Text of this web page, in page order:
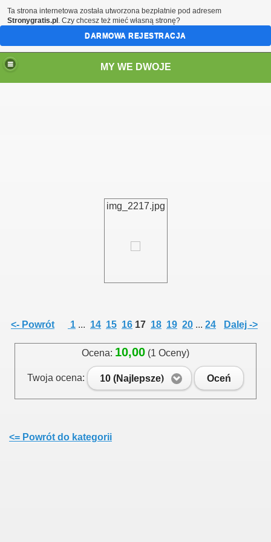
MY WE DWOJE
img_2217.jpg
<- Powrót 1 ... 14 15 16 17 18 19 20 ... 24 Dalej ->
Ocena: 10,00 (1 Oceny)
Twoja ocena: 10 (Najlepsze) Oceń
<= Powrót do kategorii
Ta strona internetowa została utworzona bezpłatnie pod adresem
Stronygratis.pl . Czy chcesz też mieć własną stronę?
DARMOWA REJESTRACJA